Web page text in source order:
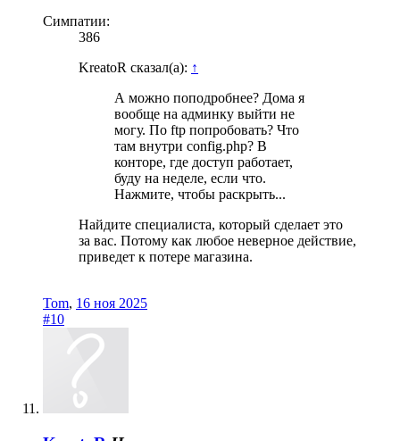
Симпатии:
386
KreatoR сказал(а): ↑
А можно поподробнее? Дома я
вообще на админку выйти не
могу. По ftp попробовать? Что
там внутри config.php? В
конторе, где доступ работает,
буду на неделе, если что.
Нажмите, чтобы раскрыть...
Найдите специалиста, который сделает это
за вас. Потому как любое неверное действие,
приведет к потере магазина.
Tom, 16 ноя 2025
#10